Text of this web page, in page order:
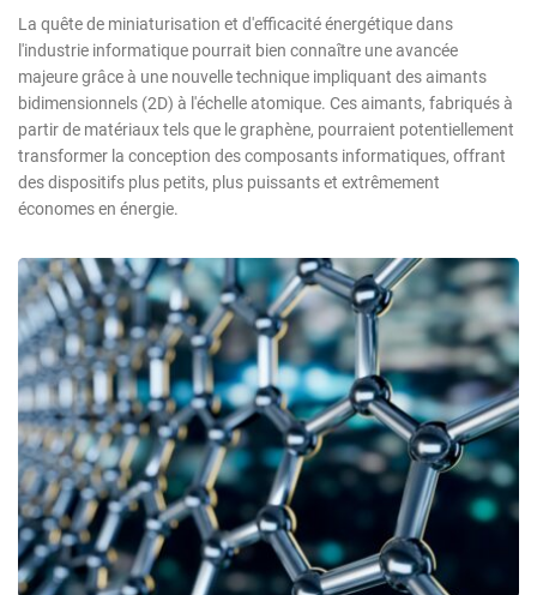
La quête de miniaturisation et d'efficacité énergétique dans
l'industrie informatique pourrait bien connaître une avancée
majeure grâce à une nouvelle technique impliquant des aimants
bidimensionnels (2D) à l'échelle atomique. Ces aimants, fabriqués à
partir de matériaux tels que le graphène, pourraient potentiellement
transformer la conception des composants informatiques, offrant
des dispositifs plus petits, plus puissants et extrêmement
économes en énergie.